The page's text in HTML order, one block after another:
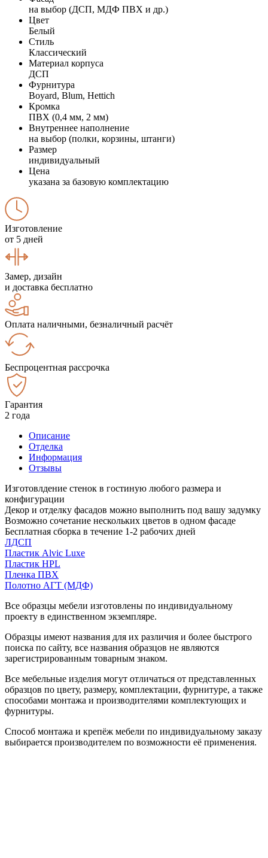
на выбор (ДСП, МДФ ПВХ и др.)
Цвет
Белый
Стиль
Классический
Материал корпуса
ДСП
Фурнитура
Boyard, Blum, Hettich
Кромка
ПВХ (0,4 мм, 2 мм)
Внутреннее наполнение
на выбор (полки, корзины, штанги)
Размер
индивидуальный
Цена
указана за базовую комплектацию
Изготовление
от 5 дней
Замер, дизайн
и доставка бесплатно
Оплата наличными, безналичный расчёт
Беспроцентная рассрочка
Гарантия
2 года
Описание
Отделка
Информация
Отзывы
Изготовлдение стенок в гостиную любого размера и
конфигурации
Декор и отделку фасадов можно выполнить под вашу задумку
Возможно сочетание нескольких цветов в одном фасаде
Бесплатная сборка в течение 1-2 рабочих дней
ЛДСП
Пластик Alvic Luxe
Пластик HPL
Пленка ПВХ
Полотно АГТ (МДФ)
Все образцы мебели изготовлены по индивидуальному
проекту в единственном экземпляре.
Образцы имеют названия для их различия и более быстрого
поиска по сайту, все названия образцов не являются
зарегистрированным товарным знаком.
Все мебельные изделия могут отличаться от представленных
образцов по цвету, размеру, комплектации, фурнитуре, а также
способами монтажа и производителями комплектующих и
фурнитуры.
Способ монтажа и крепёж мебели по индивидуальному заказу
выбирается производителем по возможности её применения.